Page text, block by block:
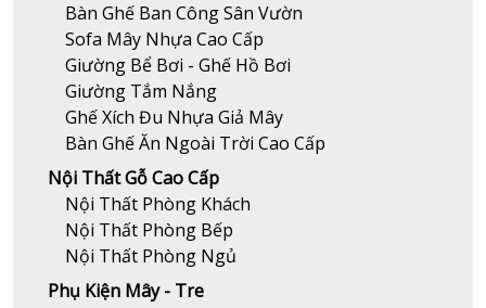
Bàn Ghế Ban Công Sân Vườn
Sofa Mây Nhựa Cao Cấp
Giường Bể Bơi - Ghế Hồ Bơi
Giường Tắm Nắng
Ghế Xích Đu Nhựa Giả Mây
Bàn Ghế Ăn Ngoài Trời Cao Cấp
Nội Thất Gỗ Cao Cấp
Nội Thất Phòng Khách
Nội Thất Phòng Bếp
Nội Thất Phòng Ngủ
Phụ Kiện Mây - Tre